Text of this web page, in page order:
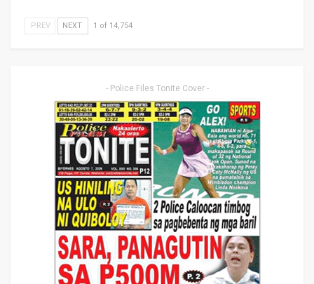
PREV NEXT 1 of 14,754
- Police Files Tonite Cover -